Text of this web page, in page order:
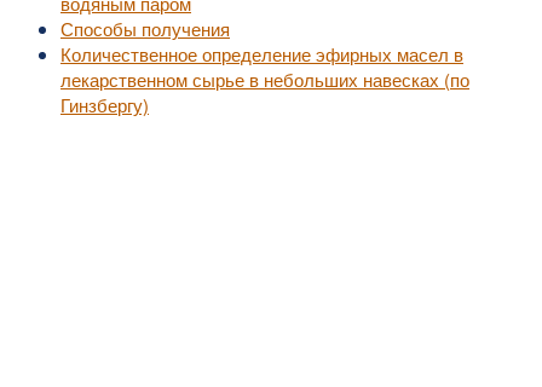
Способы получения
Количественное определение эфирных масел в
лекарственном сырье в небольших навесках (по
Гинзбергу)